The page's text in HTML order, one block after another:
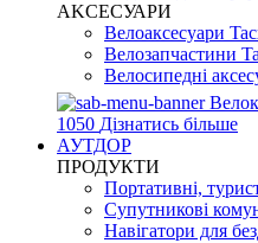
AKCЕСУАРИ
Велоаксесуари
Велозапчастини
Велосипедні
1050 Дізнатись більше
АУТДОР
ПРОДУКТИ
Портативні,
Супутникові
Навігатори для